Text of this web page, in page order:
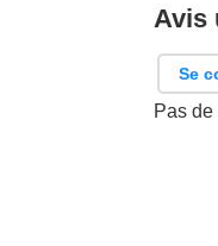
Avis
Se
Pas